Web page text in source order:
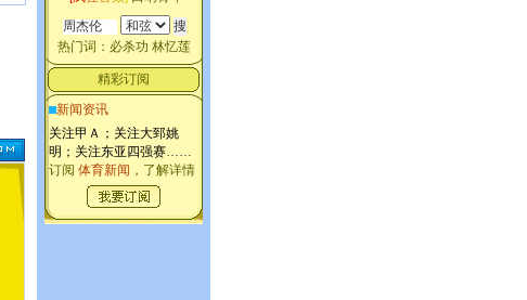
热门词： 必杀功 林忆莲
精彩订阅
新闻资讯
关注甲Ａ；关注大郅姚
明；关注东亚四强赛……
订阅 体育新闻 ，了解详情